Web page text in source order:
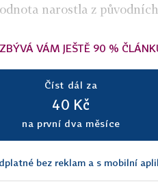
narostla z
ZBÝVÁ VÁM JEŠTĚ 90 %
Číst dál za
40 Kč
na první dva měsíce
bez reklam a s mobilní